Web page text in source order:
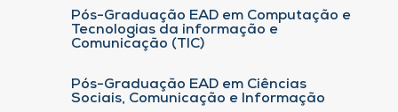
Pós-Graduação EAD em Computação e
Tecnologias da informação e
Comunicação (TIC)
Pós-Graduação EAD em Ciências
Sociais, Comunicação e Informação